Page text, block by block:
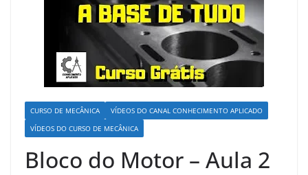
CURSO DE MECÂNICA
VÍDEOS DO CANAL CONHECIMENTO APLICADO
VÍDEOS DO CURSO DE MECÂNICA
Bloco do Motor – Aula 2